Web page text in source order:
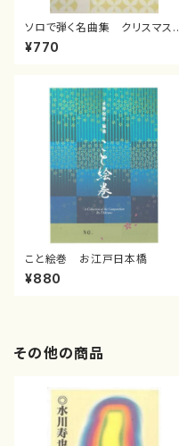
ソロで弾く名曲集 クリスマス・
イブ／恋人がサンタクロース(
箏独奏 /大平光美 編曲/楽
¥770
こと絵巻 お江戸日本橋
¥880
その他の商品